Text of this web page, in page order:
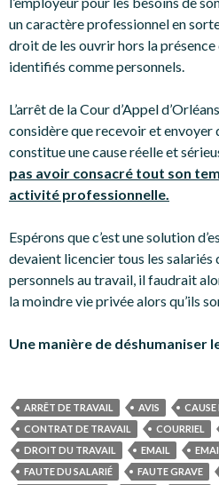
un caractère professionnel en
droit de les ouvrir hors la présence
identifiés comme personnels.
L’arrêt de la Cour d’Appel
considère que recevoir et envoyer
constitue une cause réelle et
pas avoir consacré tout son
activité professionnelle.
Espérons que c’est une solution
devaient licencier tous les salariés
personnels au travail, il faudrait
la moindre vie privée alors qu’ils
Une manière de déshumaniser
ARRÊT DE TRAVAIL AVIS
CAUSE
CONTRAT DE TRAVAIL
COURRIEL
DROIT DU TRAVAIL
EMAIL
FAUTE DU SALARIÉ
FAUTE GRAVE